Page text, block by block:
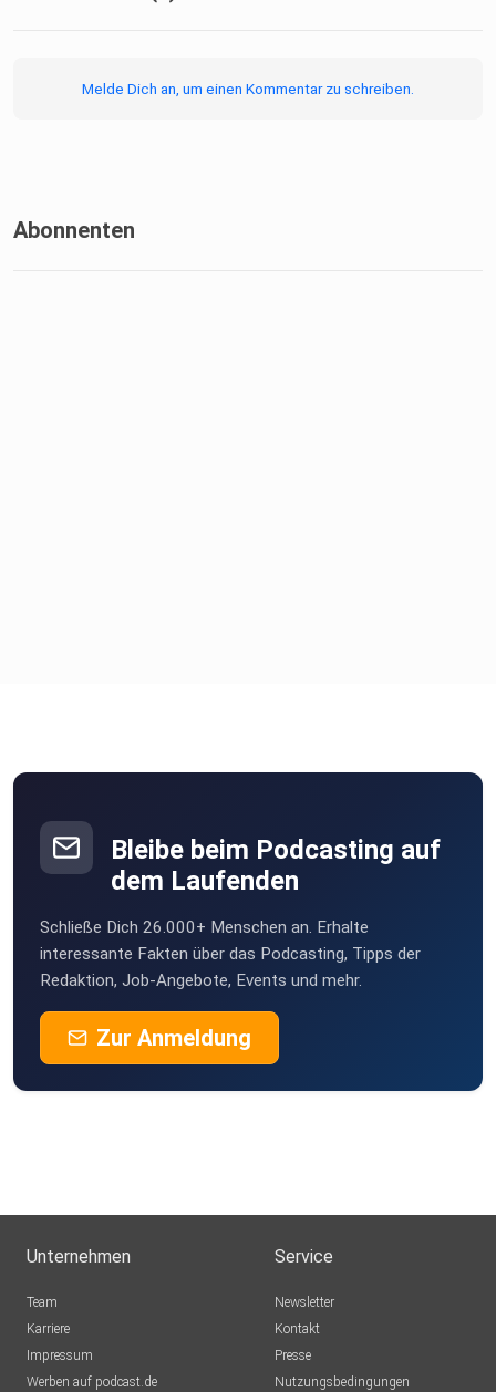
Melde Dich an, um einen Kommentar zu schreiben.
Abonnenten
Bleibe beim Podcasting auf
dem Laufenden
Schließe Dich 26.000+ Menschen an. Erhalte
interessante Fakten über das Podcasting, Tipps der
Redaktion, Job-Angebote, Events und mehr.
Zur Anmeldung
Unternehmen
Team
Karriere
Impressum
Werben auf podcast.de
Service
Newsletter
Kontakt
Presse
Nutzungsbedingungen